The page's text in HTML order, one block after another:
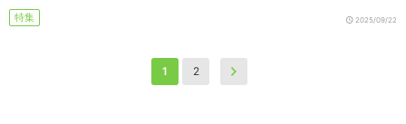
特集 2025/09/22
1 2